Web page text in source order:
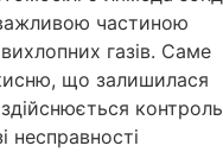
частиною
газів. Саме
кисню, що залишилася
контроль
несправності